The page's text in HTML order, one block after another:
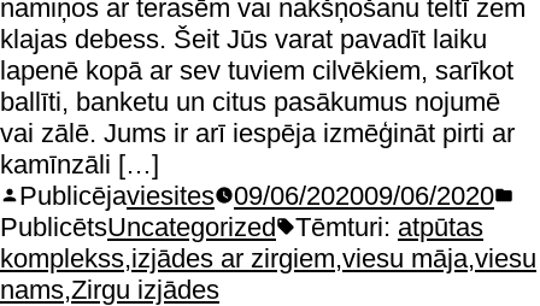
namiņos ar terasēm vai nakšņošanu teltī zem
klajas debess. Šeit Jūs varat pavadīt laiku
lapenē kopā ar sev tuviem cilvēkiem, sarīkot
ballīti, banketu un citus pasākumus nojumē
vai zālē. Jums ir arī iespēja izmēģināt pirti ar
kamīnzāli […]
Publicējaviesites 09/06/202009/06/2020
PublicētsUncategorized Tēmturi: atpūtas
komplekss,izjādes ar zirgiem,viesu māja,viesu
nams,Zirgu izjādes